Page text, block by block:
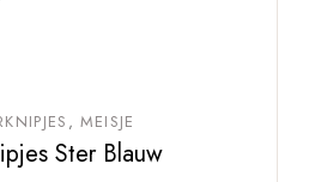
MEISJE
Ster Blauw